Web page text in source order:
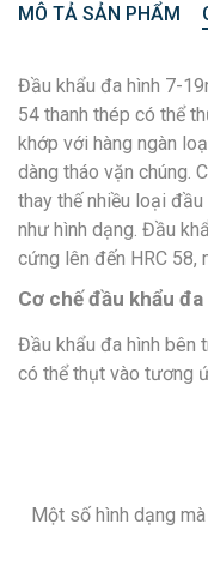
MÔ TẢ SẢN PHẨM
Đầu khẩu đa hình 7-
54 thanh thép có thể
khớp với hàng ngàn
dàng tháo vặn chúng.
thay thế nhiều loại
như hình dạng. Đầu
cứng lên đến HRC 58,
Cơ chế đầu khẩu
Đầu khẩu đa hình bên
có thể thụt vào tương
Một số hình dạng